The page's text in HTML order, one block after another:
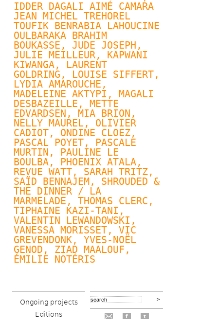
IDDER DAGALI AIMÉ CAMARA
JEAN MICHEL TREHOREL
TOUFIK BENRABIA LAHOUCINE
OULBARAKA BRAHIM
BOUKASSE, JUDE JOSEPH,
JULIE MEILLEUR, KAPWANI
KIWANGA, LAURENT
GOLDRING , LOUISE SIFFERT,
LYDIA AMAROUCHE,
MADELEINE AKTYPI, MAGALI
DESBAZEILLE, METTE
EDVARDSEN , MIA BRION,
NELLY MAUREL, OLIVIER
CADIOT, ONDINE CLOEZ,
PASCAL POYET, PASCALE
MURTIN , PAULINE LE
BOULBA, PHOENIX ATALA,
REVUE WATT, SARAH TRITZ,
SAÏD BENNAJEM, SHROUDED &
THE DINNER / LA
MARMELADE, THOMAS CLERC ,
TIPHAINE KAZI-TANI,
VALENTIN LEWANDOWSKI ,
VANESSA MORISSET, VIC
GREVENDONK, YVES-NOËL
GENOD , ZIAD MAALOUF,
ÉMILIE NOTÉRIS
Ongoing projects
Editions
f t